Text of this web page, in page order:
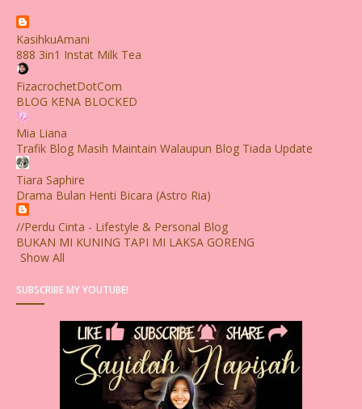
KasihkuAmani
888 3in1 Instat Milk Tea
FizacrochetDotCom
BLOG KENA BLOCKED
Mia Liana
Trafik Blog Masih Maintain Walaupun Blog Tiada Update
Tiara Saphire
Drama Bulan Henti Bicara (Astro Ria)
//Perdu Cinta - Lifestyle & Personal Blog
BUKAN MI KUNING TAPI MI LAKSA GORENG
Show All
SUBSCRIBE MY YOUTUBE!